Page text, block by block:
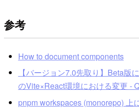
参考
How to document components
【バージョン7.0先取り】Beta版
のVite×React環境における変更 -
pnpm workspaces (monorepo) 上